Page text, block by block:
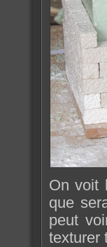
On voit
que
peut
texturer